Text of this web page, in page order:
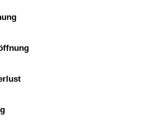
und vor Ort. Die Türöffnung ging
5 Minuten auf den Rückruf warten.
und seriöser Service.